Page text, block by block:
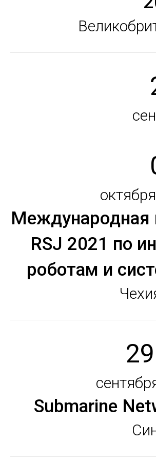
Международная
RSJ 2021 по
роботам и
Submarine